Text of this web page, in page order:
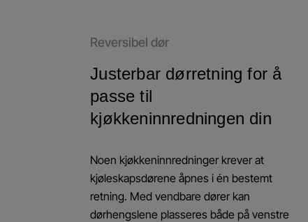
Reversibel dør
Justerbar dørretning for å
passe til
kjøkkeninnredningen din
Noen kjøkkeninnredninger krever at
kjøleskapsdørene åpnes i én bestemt
retning. Med vendbare dører kan
dørhengslene plasseres både på venstre